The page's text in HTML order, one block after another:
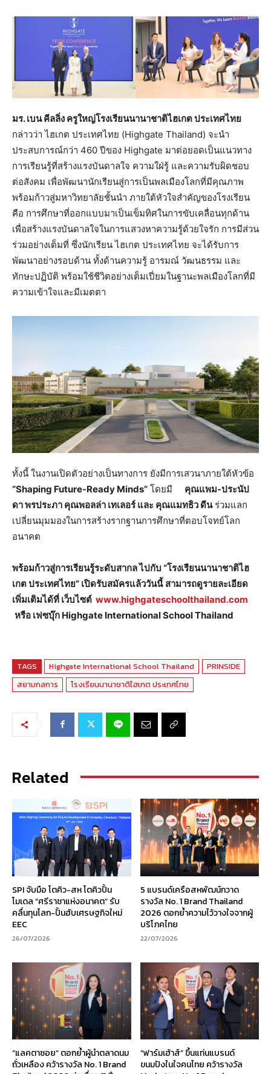
มร. เบน คีลลิ่ง ครูใหญ่โรงเรียนนานาชาติไฮเกต ประเทศไทย
กล่าวว่า ไฮเกต ประเทศไทย (Highgate Thailand) จะนำ
ประสบการณ์กว่า 460 ปีของ Highgate มาต่อยอดเป็นแนวทาง
การเรียนรู้ที่สร้างแรงบันดาลใจ ความใฝ่รู้ และความรับผิดชอบ
ต่อสังคม เพื่อพัฒนานักเรียนสู่การเป็นพลเมืองโลกที่มีคุณภาพ
พร้อมก้าวสู่มหาวิทยาลัยชั้นนำ ภายใต้หัวใจสำคัญของโรงเรียน
คือ การศึกษาที่ออกแบบมาเป็นเข็มทิศในการขับเคลื่อนทุกด้าน
เพื่อสร้างแรงบันดาลใจในการแสวงหาความรู้ด้วยใจรัก การมีส่วน
ร่วมอย่างเต็มที่ ซึ่งนักเรียน ไฮเกต ประเทศไทย จะได้รับการ
พัฒนาอย่างรอบด้าน ทั้งด้านความรู้ อารมณ์ วัฒนธรรม และ
ทักษะปฏิบัติ พร้อมใช้ชีวิตอย่างเต็มเปี่ยมในฐานะพลเมืองโลกที่มี
ความเข้าใจและมีเมตตา
ทั้งนี้ ในงานเปิดตัวอย่างเป็นทางการ ยังมีการเสวนาภายใต้หัวข้อ
“Shaping Future-Ready Minds” โดยมี คุณแพม-ประนัป
ดา พรประภา คุณพอลล่า เทเลอร์ และ คุณแมทธิว ดีนร่วมแลก
เปลี่ยนมุมมองในการสร้างรากฐานการศึกษาที่ตอบโจทย์โลก
อนาคต
พร้อมก้าวสู่การเรียนรู้ระดับสากล ไปกับ “โรงเรียนนานาชาติไฮ
เกต ประเทศไทย” เปิดรับสมัครแล้ววันนี้ สามารถดูรายละเอียด
เพิ่มเติมได้ที่ เว็บไซต์ www.highgateschoolthailand.com
หรือ เฟซบุ๊ก Highgate International School Thailand
TAGS Highgate International School Thailand
PRINSIDE
สยามกลการ
โรงเรียนนานาชาติไฮเกต ประเทศไทย
Related
SPI จับมือ โตคิว-สห โตคิวปั้น
โมเดล “ศรีราชาแห่งอนาคต” รับ
คลื่นทุนโลก-ปั้นฮับเศรษฐกิจใหม่
EEC
26/07/2026
5 แบรนด์เครือสหพัฒน์กวาด
รางวัล No. 1 Brand Thailand
2026 ตอกย้ำความไว้วางใจจากผู้
บริโภคไทย
22/07/2026
“แลคตาซอย” ตอกย้ำผู้นำตลาดนม
ถั่วเหลือง คว้ารางวัล No. 1 Brand
“ฟาร์มเฮ้าส์” ขึ้นแท่นแบรนด์
ขนมปังในใจคนไทย คว้ารางวัล